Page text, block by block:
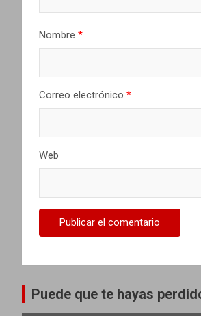
Nombre *
Correo electrónico *
Web
Puede que te hayas